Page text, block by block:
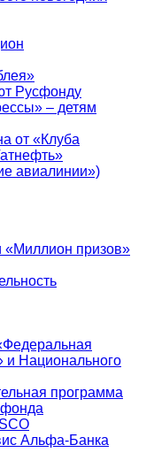
Русфонду
– детям
от «Клуба
авиалинии»)
«Миллион призов»
и Национального
программа
Альфа-Банка